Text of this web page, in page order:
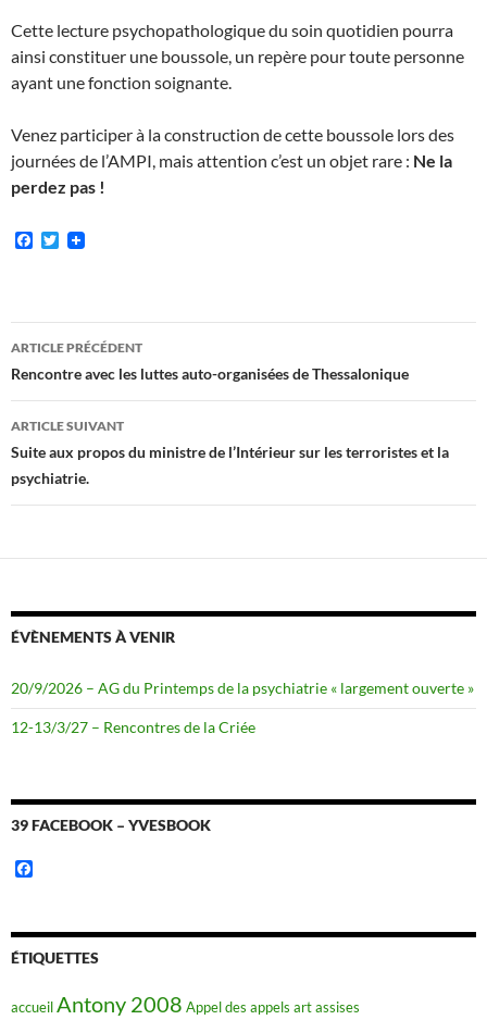
Cette lecture psychopathologique du soin quotidien pourra
ainsi constituer une boussole, un repère pour toute personne
ayant une fonction soignante.
Venez participer à la construction de cette boussole lors des
journées de l’AMPI, mais attention c’est un objet rare : Ne la
perdez pas !
F
o
o
T
e
r
Navigation
des
articles
ARTICLE PRÉCÉDENT
Rencontre avec les luttes auto-organisées de Thessalonique
ARTICLE SUIVANT
Suite aux propos du ministre de l’Intérieur sur les terroristes et la
psychiatrie.
ÉVÈNEMENTS À VENIR
20/9/2026 – AG du Printemps de la psychiatrie « largement ouverte »
12-13/3/27 – Rencontres de la Criée
39 FACEBOOK – YVESBOOK
b
o
o
ÉTIQUETTES
accueilAntony 2008 Appel des appels artassises